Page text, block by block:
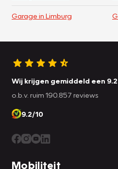
Garage in Limburg
Wij krijgen gemiddeld een 9.2
o.b.v. ruim 190.857 reviews
9.2/10
Mobiliteit